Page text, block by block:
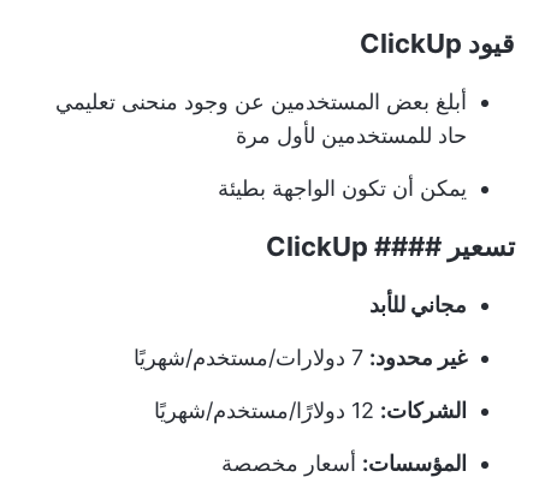
قيود ClickUp
أبلغ بعض المستخدمين عن وجود منحنى تعليمي
حاد للمستخدمين لأول مرة
يمكن أن تكون الواجهة بطيئة
تسعير #### ClickUp
مجاني للأبد
غير محدود:
الشركات:
المؤسسات: أسعار مخصصة